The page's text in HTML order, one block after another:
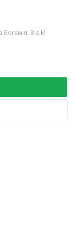
Богемія, Bis-M